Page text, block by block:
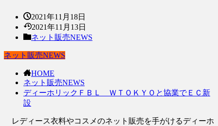
2021年11月18日
2021年11月13日
ネット販売NEWS
ネット販売NEWS
HOME
ネット販売NEWS
ディーホリックＦＢＬ ＷＴＯＫＹＯと協業でＥＣ新
設
レディース衣料やコスメのネット販売を手がけるディーホ